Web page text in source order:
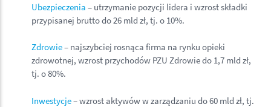
Ubezpieczenia – utrzymanie pozycji lidera i wzrost składki
przypisanej brutto do 26 mld zł, tj. o 10%.
Zdrowie– najszybciej rosnąca firma na rynku opieki
zdrowotnej, wzrost przychodów PZU Zdrowie do 1,7 mld zł,
tj. o 80%.
Inwestycje– wzrost aktywów w zarządzaniu do 60 mld zł, tj.